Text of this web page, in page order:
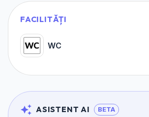
FACILITĂȚI
WC
ASISTENT AI BETA